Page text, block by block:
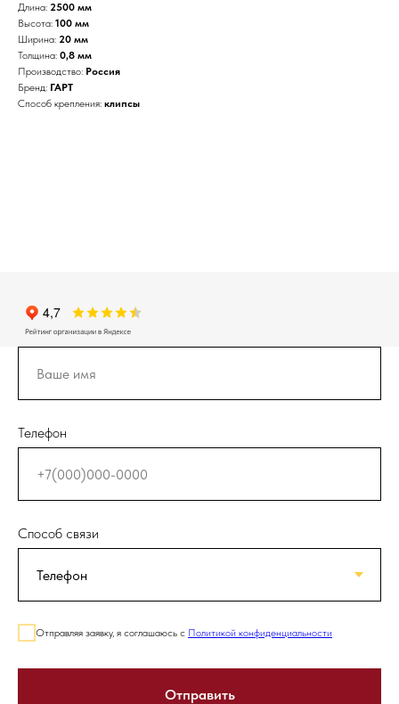
Длина: 2500 мм
Высота: 100 мм
Ширина: 20 мм
Толщина: 0,8 мм
Производство: Россия
Бренд: ГАРТ
Способ крепления: клипсы
Телефон
Способ связи
Отправляя заявку, я соглашаюсь с Политикой конфиденциальности
Отправить